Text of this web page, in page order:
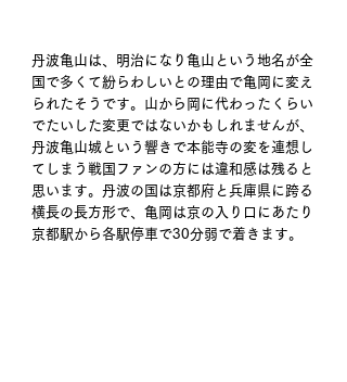
丹波亀山は、明治になり亀山という地名が全
国で多くて紛らわしいとの理由で亀岡に変え
られたそうです。山から岡に代わったくらい
でたいした変更ではないかもしれませんが、
丹波亀山城という響きで本能寺の変を連想し
てしまう戦国ファンの方には違和感は残ると
思います。丹波の国は京都府と兵庫県に跨る
横長の長方形で、亀岡は京の入り口にあたり
京都駅から各駅停車で30分弱で着きます。